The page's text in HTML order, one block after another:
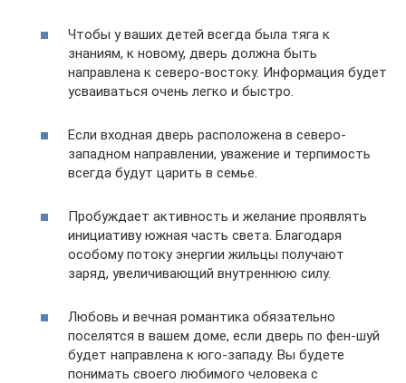
Чтобы у ваших детей всегда была тяга к
знаниям, к новому, дверь должна быть
направлена к северо-востоку. Информация будет
усваиваться очень легко и быстро.
Если входная дверь расположена в северо-
западном направлении, уважение и терпимость
всегда будут царить в семье.
Пробуждает активность и желание проявлять
инициативу южная часть света. Благодаря
особому потоку энергии жильцы получают
заряд, увеличивающий внутреннюю силу.
Любовь и вечная романтика обязательно
поселятся в вашем доме, если дверь по фен-шуй
будет направлена к юго-западу. Вы будете
понимать своего любимого человека с